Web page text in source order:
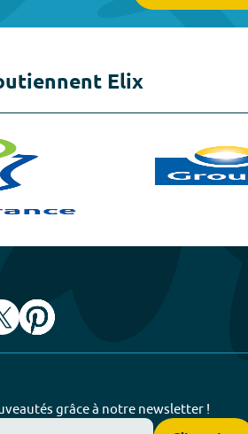
Elix
grâce à notre newsletter !